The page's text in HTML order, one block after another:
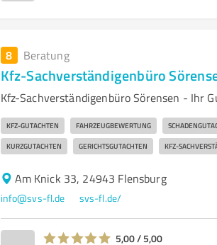
8 Beratung
Kfz-Sachverständigenbüro
Kfz-Sachverständigenbüro Sörensen - Ihr
KFZ-GUTACHTEN FAHRZEUGBEWERTUNG
KURZGUTACHTEN GERICHTSGUTACHTEN KFZ-
Am Knick 33, 24943 Flensburg
info@svs-fl.de svs-fl.de/
5,00 / 5,00